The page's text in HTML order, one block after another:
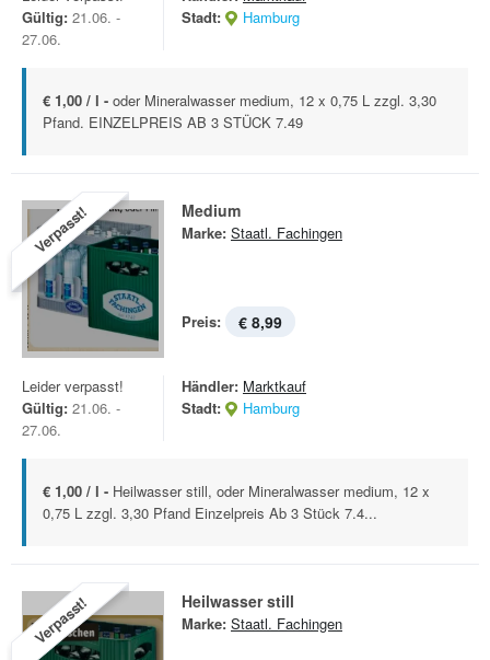
Gültig: 21.06. -
27.06.
Stadt:
Hamburg
€ 1,00 / l - oder Mineralwasser medium, 12 x 0,75 L zzgl. 3,30
Pfand. EINZELPREIS AB 3 STÜCK 7.49
Verpasst! Medium
Marke: Staatl. Fachingen
Preis: € 8,99
Leider verpasst!
Gültig: 21.06. -
27.06.
Händler: Marktkauf
Stadt:
Hamburg
€ 1,00 / l - Heilwasser still, oder Mineralwasser medium, 12 x
0,75 L zzgl. 3,30 Pfand Einzelpreis Ab 3 Stück 7.4...
Verpasst! Heilwasser still
Marke: Staatl. Fachingen